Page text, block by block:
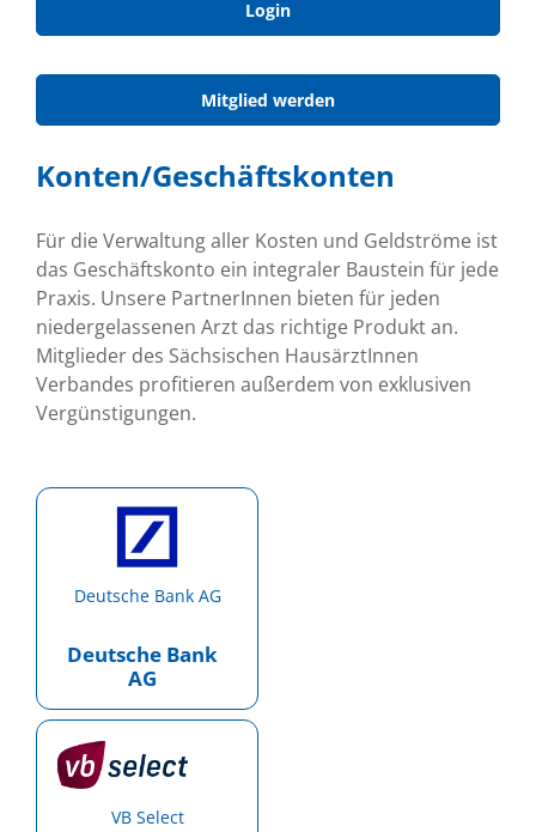
Login
Mitglied werden
Konten/Geschäftskonten
Für die Verwaltung aller Kosten und Geldströme ist
das Geschäftskonto ein integraler Baustein für jede
Praxis. Unsere PartnerInnen bieten für jeden
niedergelassenen Arzt das richtige Produkt an.
Mitglieder des Sächsischen HausärztInnen
Verbandes profitieren außerdem von exklusiven
Vergünstigungen.
Deutsche Bank AG
Deutsche Bank
AG
VB Select